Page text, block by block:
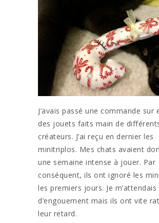
J’avais passé une commande sur
des jouets faits main de
créateurs. J’ai reçu en dernier les
minitriplos. Mes chats avaient
une semaine intense à jouer. Par
conséquent, ils ont ignoré les
les premiers jours. Je m’attendais
d’engouement mais ils ont vite
leur retard.